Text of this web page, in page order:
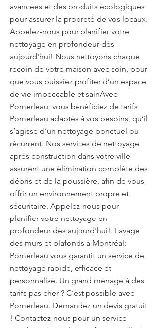
avancées et des produits écologiques
pour assurer la propreté de vos locaux.
Appelez-nous pour planifier votre
nettoyage en profondeur dès
aujourd'hui! Nous nettoyons chaque
recoin de votre maison avec soin, pour
que vous puissiez profiter d’un espace
de vie impeccable et sainAvec
Pomerleau, vous bénéficiez de tarifs
Pomerleau adaptés à vos besoins, qu’il
s’agisse d’un nettoyage ponctuel ou
récurrent. Nos services de nettoyage
après construction dans votre ville
assurent une élimination complète des
débris et de la poussière, afin de vous
offrir un environnement propre et
sécuritaire. Appelez-nous pour
planifier votre nettoyage en
profondeur dès aujourd'hui!. Lavage
des murs et plafonds à Montréal:
Pomerleau vous garantit un service de
nettoyage rapide, efficace et
personnalisé. Un grand ménage à des
tarifs pas cher ? C’est possible avec
Pomerleau. Demandez un devis gratuit
! Contactez-nous pour un service